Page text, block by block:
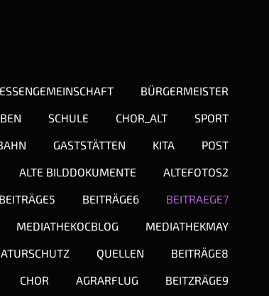
BÜRGERMEISTER
SCHULE CHOR_ALT
SPORT
GASTSTÄTTEN KITA
POST
ALTE BILDDOKUMENTE
ALTEFOTOS2
BEITRÄGE5 BEITRÄGE6
BEITRAEGE7
MEDIATHEKOCBLOG
MEDIATHEKMAY
QUELLEN
BEITRÄGE8
CHOR AGRARFLUG BEITZRÄGE9